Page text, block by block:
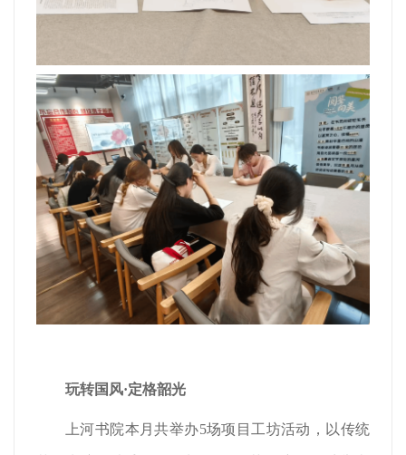
玩转国风·定格韶光
上河书院本月共举办5场项目工坊活动，以传统